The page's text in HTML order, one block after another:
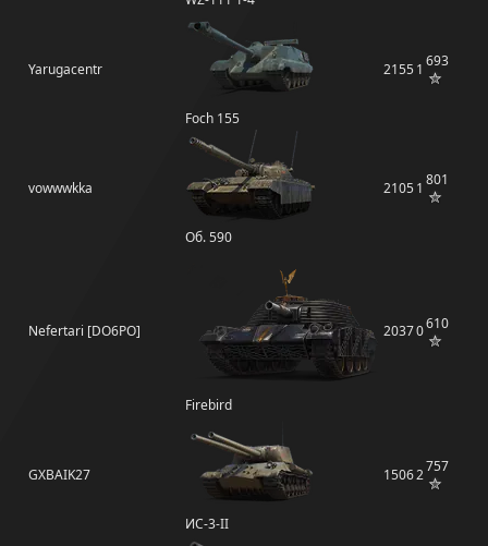
Yarugacentr
Foch 155
21551 693
vowwwkka
Об. 590
21051 801
Nefertari [DO6PO]
Firebird
20370610
GXBAIK27
ИС-3-II
15062757